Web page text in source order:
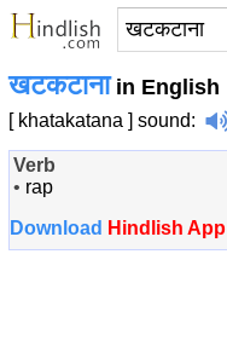
खटकटानाin English
[ khatakatana ] sound:
Verb
• rap
Download Hindlish App